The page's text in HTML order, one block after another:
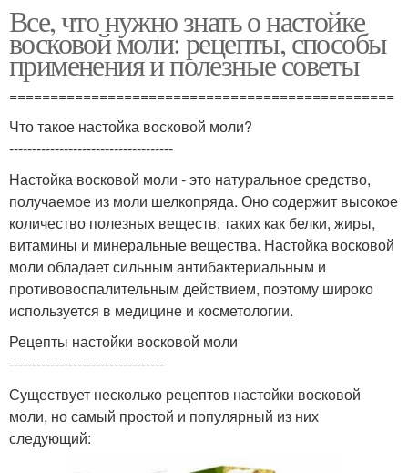
Все, что нужно знать о настойке
восковой моли: рецепты, способы
применения и полезные советы
===============================================
Что такое настойка восковой моли?
------------------------------------
Настойка восковой моли - это натуральное средство,
получаемое из моли шелкопряда. Оно содержит высокое
количество полезных веществ, таких как белки, жиры,
витамины и минеральные вещества. Настойка восковой
моли обладает сильным антибактериальным и
противовоспалительным действием, поэтому широко
используется в медицине и косметологии.
Рецепты настойки восковой моли
----------------------------------
Существует несколько рецептов настойки восковой
моли, но самый простой и популярный из них
следующий: